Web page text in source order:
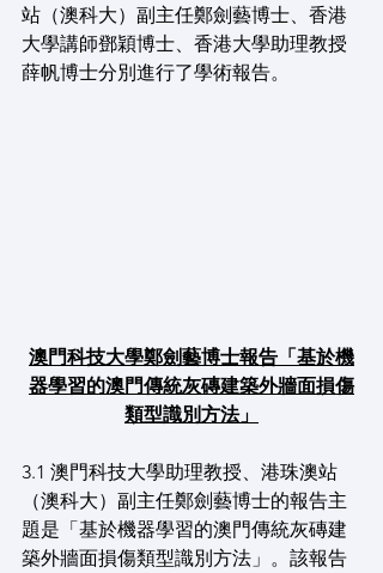
站（澳科大）副主任鄭劍藝博士、香港
大學講師鄧穎博士、香港大學助理教授
薛帆博士分別進行了學術報告。
澳門科技大學鄭劍藝博士報告「基於機
器學習的澳門傳統灰磚建築外牆面損傷
類型識別方法」
3.1 澳門科技大學助理教授、港珠澳站
（澳科大）副主任鄭劍藝博士的報告主
題是「基於機器學習的澳門傳統灰磚建
築外牆面損傷類型識別方法」。該報告